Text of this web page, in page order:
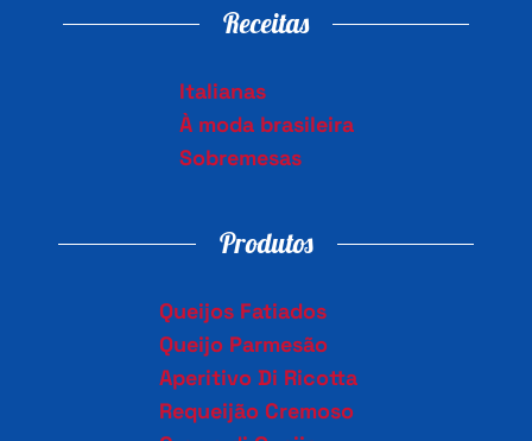
Receitas
Italianas
À moda brasileira
Sobremesas
Produtos
Queijos Fatiados
Queijo Parmesão
Aperitivo Di Ricotta
Requeijão Cremoso